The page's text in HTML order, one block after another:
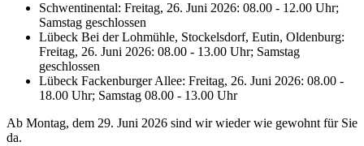
Schwentinental: Freitag, 26. Juni 2026: 08.00 - 12.00 Uhr;
Samstag geschlossen
Lübeck Bei der Lohmühle, Stockelsdorf, Eutin, Oldenburg:
Freitag, 26. Juni 2026: 08.00 - 13.00 Uhr; Samstag
geschlossen
Lübeck Fackenburger Allee: Freitag, 26. Juni 2026: 08.00 -
18.00 Uhr; Samstag 08.00 - 13.00 Uhr
Ab Montag, dem 29. Juni 2026 sind wir wieder wie gewohnt für Sie
da.